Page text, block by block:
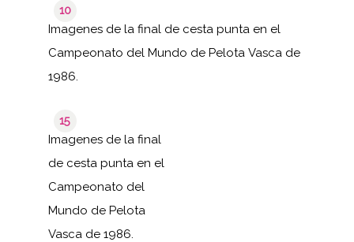
10
Imagenes de la final de cesta punta en el
Campeonato del Mundo de Pelota Vasca de
1986.
15
Imagenes de la final
de cesta punta en el
Campeonato del
Mundo de Pelota
Vasca de 1986.